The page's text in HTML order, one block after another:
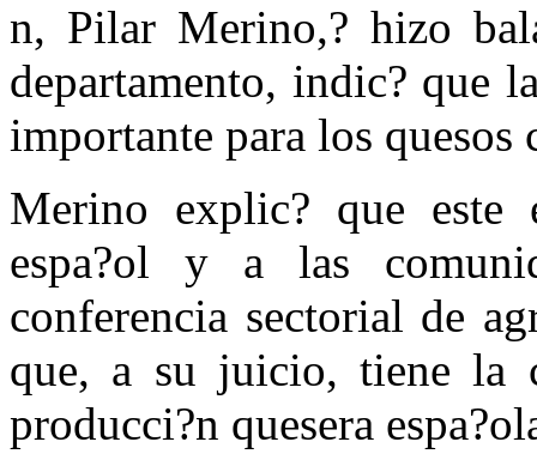
n, Pilar Merino,? hizo
departamento, indic? que
importante para los quesos
Merino explic? que este
espa?ol y a las
conferencia sectorial de
que, a su juicio, tiene la
producci?n quesera